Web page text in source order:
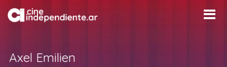
Axel Emilien